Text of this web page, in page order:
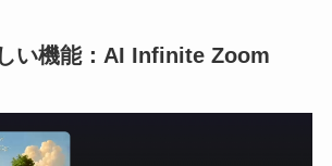
い機能：AI Infinite Zoom